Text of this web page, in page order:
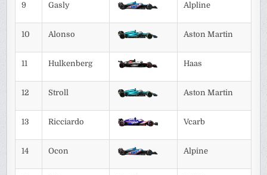
9 Gasly Alpline
10 Alonso Aston Martin
11 Hulkenberg Haas
12 Stroll Aston Martin
13 Ricciardo Vcarb
14 Ocon Alpine